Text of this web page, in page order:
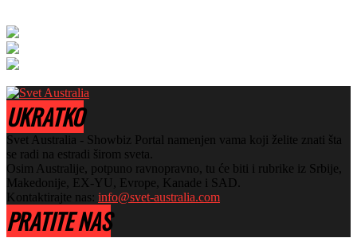
UKRATKO
Svet Australia - Showbiz Portal namenjen vama koji želite znati šta
se radi na estradi širom sveta.
Osim Australije, potpuno ravnopravno, tu će biti i rubrike iz Srbije,
Makedonije, EX-YU, Evrope, Kanade i SAD.
Kontaktirajte nas: info@svet-australia.com
PRATITE NAS